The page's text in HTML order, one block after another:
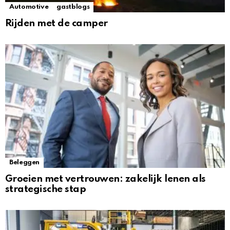
Automotive gastblogs
Rijden met de camper
Beleggen
Groeien met vertrouwen: zakelijk lenen als
strategische stap